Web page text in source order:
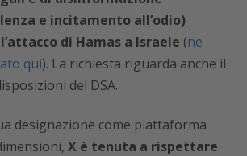
e incitamento all’odio)
di Hamas a Israele (ne
qui). La richiesta riguarda anche il
del DSA.
designazione come piattaforma
X è tenuta a rispettare